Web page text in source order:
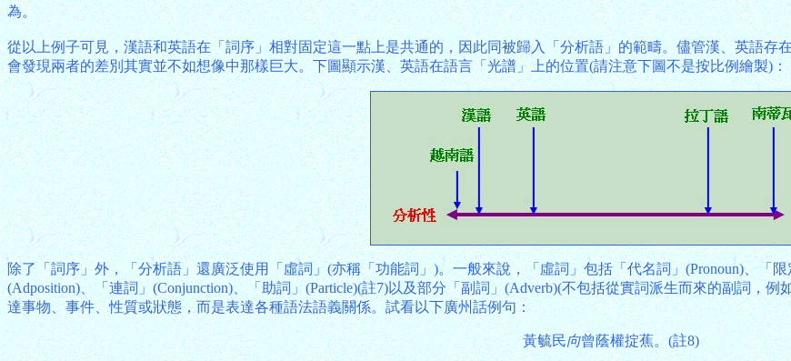
為。
從以上例子可見，漢語和英語在「詞序」相對固定這一點上是共通的，因此同被歸入「分析語」的範疇。儘管漢、英語
會發現兩者的差別其實並不如想像中那樣巨大。下圖顯示漢、英語在語言「光譜」上的位置(請注意下圖不是按比例繪製)：
除了「詞序」外，「分析語」還廣泛使用「虛詞」(亦稱「功能詞」)。一般來說，「虛詞」包括「代名詞」(Pronoun)、「
(Adposition)、「連詞」(Conjunction)、「助詞」(Particle)(註7)以及部分「副詞」(Adverb)(不包括從實詞派生而來的副詞，
達事物、事件、性質或狀態，而是表達各種語法語義關係。試看以下廣州話例句：
黃毓民向曾蔭權掟蕉。(註8)